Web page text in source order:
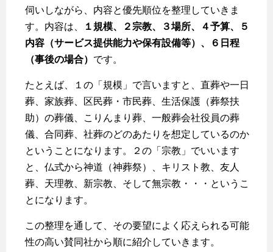
伺いしながら、内容と優先順位を整理していきま
す。内容は、
１規模、２宗教、３場所、４予算、５
内容（サービス提供能力や保有設備等）、６日程
（事後の場合） です。
たとえば、１の「規模」で言いますと、直葬や一日
葬、家族葬、区民葬・市民葬、生活保護（葬祭扶
助）の葬儀、こりんまり葬、一般葬会社役員の葬
儀、合同葬、社葬のどのあたりを想定しているのか
ということになります。２の「宗教」でいいます
と、仏式から神道（神葬祭）、キリスト教、友人
葬、天理教、新宗教、そして無宗教・・・というこ
とになります。
この整理を通して、その要望によく応えられる可能
性の高い賛同社から順に紹介していきます。